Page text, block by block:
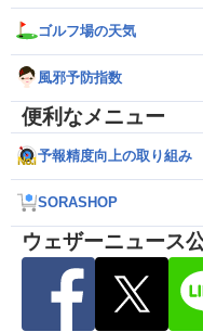
ゴルフ場の天気
風邪予防指数
便利なメニュー
予報精度向上の取り組み
SORASHOP
ウェザーニュース